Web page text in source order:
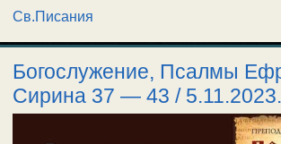
Св.Писания
Богослужение, Псалмы
Сирина 37 — 43 / 5.11.2023.